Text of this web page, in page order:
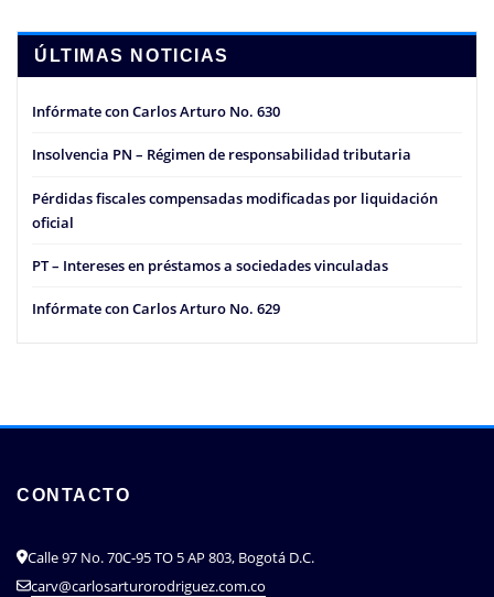
ÚLTIMAS NOTICIAS
Infórmate con Carlos Arturo No. 630
Insolvencia PN – Régimen de responsabilidad tributaria
Pérdidas fiscales compensadas modificadas por liquidación
oficial
PT – Intereses en préstamos a sociedades vinculadas
Infórmate con Carlos Arturo No. 629
CONTACTO
Calle 97 No. 70C-95 TO 5 AP 803, Bogotá D.C.
carv@carlosarturorodriguez.com.co